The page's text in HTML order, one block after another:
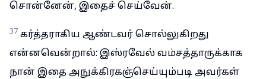
சொன்னேன், இதைச் செய்வேன்.
37 கர்த்தராகிய ஆண்டவர் சொல்லுகிறது
என்னவென்றால்: இஸ்ரவேல் வம்சத்தாருக்காக
நான் இதை அநுக்கிரகஞ்செய்யும்படி அவர்கள்